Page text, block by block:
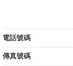
電話號碼
傳真號碼